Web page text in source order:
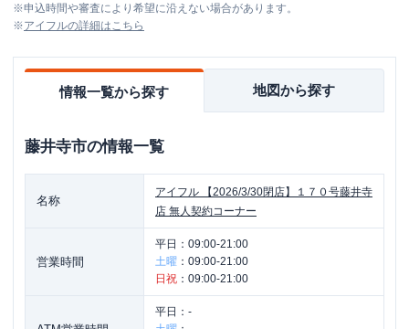
※申込時間や審査により希望に沿えない場合があります。
※アイフルの詳細はこちら
情報一覧から探す 地図から探す
藤井寺市の情報一覧
名称
アイフル
【2026/3/30閉店】１７０号藤井寺
店 無人契約コーナー
営業時間
平日： 09:00-21:00
土曜 ： 09:00-21:00
日祝 ： 09:00-21:00
平日： -